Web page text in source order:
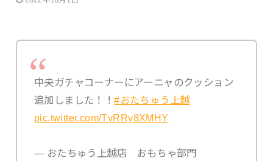
中央ガチャコーナーにアーニャのクッション
追加しました！！#おたちゅう上越
pic.twitter.com/TvRRy8XMHY
— おたちゅう上越店 おもちゃ部門